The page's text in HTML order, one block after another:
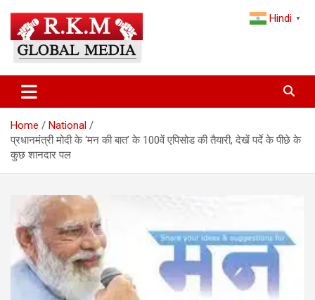
content
Latest Hindi News & Breaking
News – RKM Global Media
and the World
Home
National
प्रधानमंत्री मोदी के ‘मन की बात’ के 100वें एपिसोड की तैयारी, देखें पर्दे के पीछे के
कुछ शानदार पल
Hindi ▼